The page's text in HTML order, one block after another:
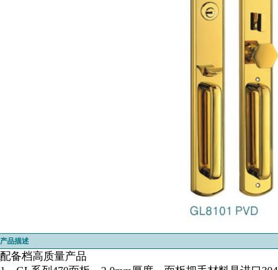
产品描述
配备档高质量产品